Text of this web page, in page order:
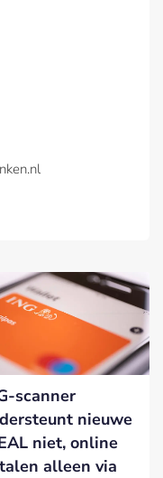
scanner
nieuwe
niet, online
alleen via